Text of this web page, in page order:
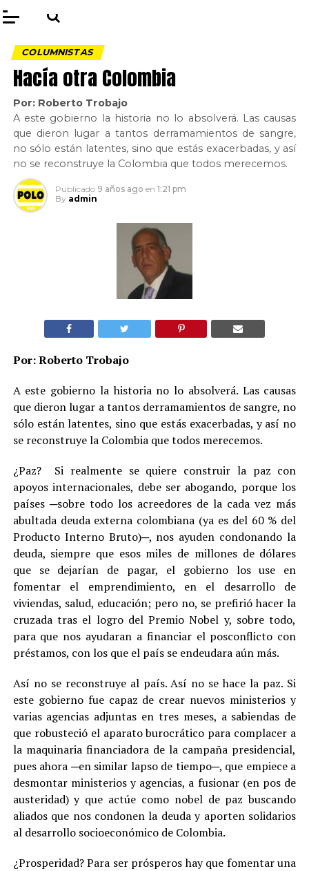
COLUMNISTAS
Hacía otra Colombia
Por: Roberto Trobajo
A este gobierno la historia no lo absolverá. Las causas
que dieron lugar a tantos derramamientos de sangre,
no sólo están latentes, sino que estás exacerbadas, y así
no se reconstruye la Colombia que todos merecemos.
Publicado 9 años ago en 1:21 pm
By admin
Por: Roberto Trobajo
A este gobierno la historia no lo absolverá. Las causas
que dieron lugar a tantos derramamientos de sangre, no
sólo están latentes, sino que estás exacerbadas, y así no
se reconstruye la Colombia que todos merecemos.
¿Paz? Si realmente se quiere construir la paz con
apoyos internacionales, debe ser abogando, porque los
países ─sobre todo los acreedores de la cada vez más
abultada deuda externa colombiana (ya es del 60 % del
Producto Interno Bruto)─, nos ayuden condonando la
deuda, siempre que esos miles de millones de dólares
que se dejarían de pagar, el gobierno los use en
fomentar el emprendimiento, en el desarrollo de
viviendas, salud, educación; pero no, se prefirió hacer la
cruzada tras el logro del Premio Nobel y, sobre todo,
para que nos ayudaran a financiar el posconflicto con
préstamos, con los que el país se endeudara aún más.
Así no se reconstruye al país. Así no se hace la paz. Si
este gobierno fue capaz de crear nuevos ministerios y
varias agencias adjuntas en tres meses, a sabiendas de
que robusteció el aparato burocrático para complacer a
la maquinaria financiadora de la campaña presidencial,
pues ahora ─en similar lapso de tiempo─, que empiece a
desmontar ministerios y agencias, a fusionar (en pos de
austeridad) y que actúe como nobel de paz buscando
aliados que nos condonen la deuda y aporten solidarios
al desarrollo socioeconómico de Colombia.
¿Prosperidad? Para ser prósperos hay que fomentar una